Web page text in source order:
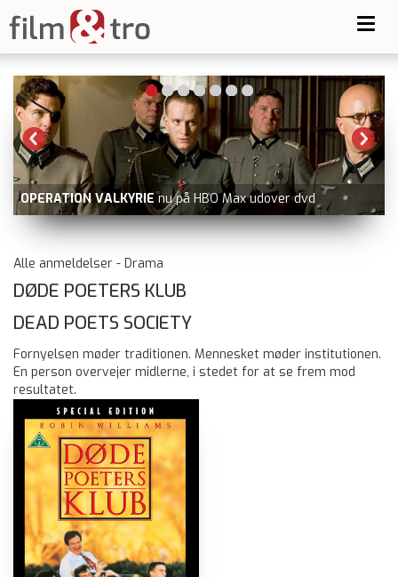
ELEANORS SANDHED nu på VOD, fx Blockbuster.dk
Alle anmeldelser - Drama
DØDE POETERS KLUB
DEAD POETS SOCIETY
Fornyelsen møder traditionen. Mennesket møder institutionen.
En person overvejer midlerne, i stedet for at se frem mod
resultatet.